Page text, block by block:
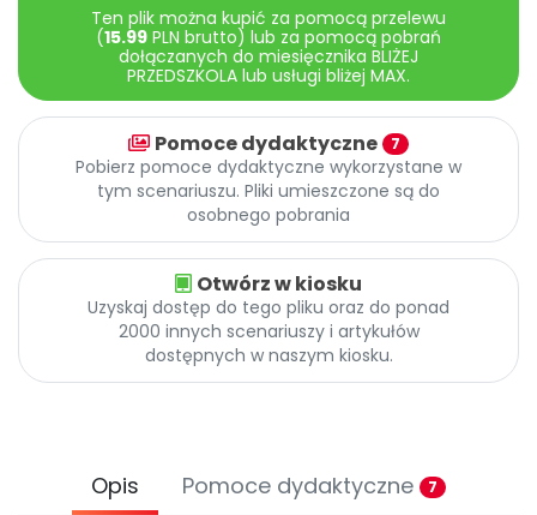
Pomoc
Promocje
Ten plik można kupić za pomocą przelewu
(15.99 PLN brutto) lub za pomocą pobrań
dołączanych do miesięcznika BLIŻEJ
PRZEDSZKOLA lub usługi bliżej MAX.
Pomoce dydaktyczne 7
Pobierz pomoce dydaktyczne wykorzystane w
tym scenariuszu. Pliki umieszczone są do
osobnego pobrania
Otwórz w kiosku
Uzyskaj dostęp do tego pliku oraz do ponad
2000 innych scenariuszy i artykułów
dostępnych w naszym kiosku.
Opis Pomoce dydaktyczne 7